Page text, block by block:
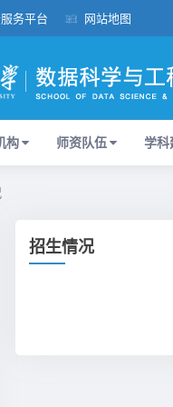
务平台 网站地图
构 师资队伍 学
招生情况